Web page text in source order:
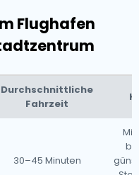
Flughafen
Durchschnittliche
Fahrzeit
30–45 Minuten